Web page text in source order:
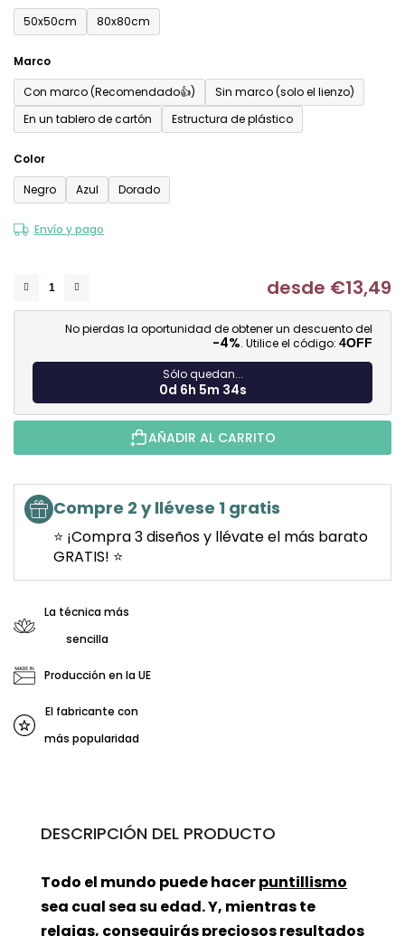
50x50cm
80x80cm
Marco
Con marco (Recomendado👍)
Sin marco (solo el lienzo)
En un tablero de cartón
Estructura de plástico
Color
Negro
Azul Dorado
Envío y pago
desde €13,49
No pierdas la oportunidad de obtener un descuento del
-4%. Utilice el código: 4OFF
Sólo quedan...
0d 6h 5m 33s
AÑADIR AL CARRITO
Compre 2 y llévese 1 gratis
⭐ ¡Compra 3 diseños y llévate el más barato
GRATIS! ⭐
La técnica más
sencilla
Producción en la UE
El fabricante con
más popularidad
DESCRIPCIÓN DEL PRODUCTO
Todo el mundo puede hacerpuntillismo
sea cual sea su edad. Y, mientras te
relajas, conseguirás preciosos resultados